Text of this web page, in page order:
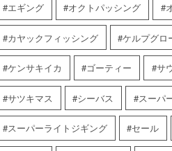
エギング オクトパッシング
カヤックフィッシング ケルプグロ
ケンサキイカ ゴーティー サ
サツキマス シーバス スーパ
スーパーライトジギング セール